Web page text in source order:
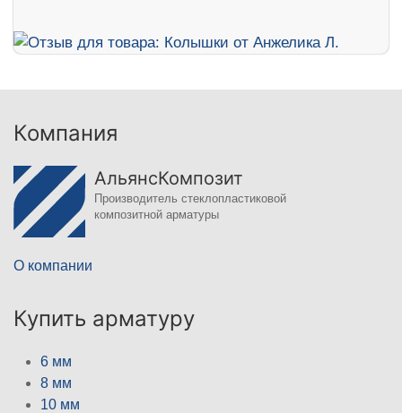
Компания
АльянсКомпозит
Производитель стеклопластиковой
композитной арматуры
О компании
Купить арматуру
6 мм
8 мм
10 мм